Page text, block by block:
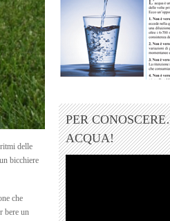
delle
bicchiere
che
bere un
PER
ACQUA!